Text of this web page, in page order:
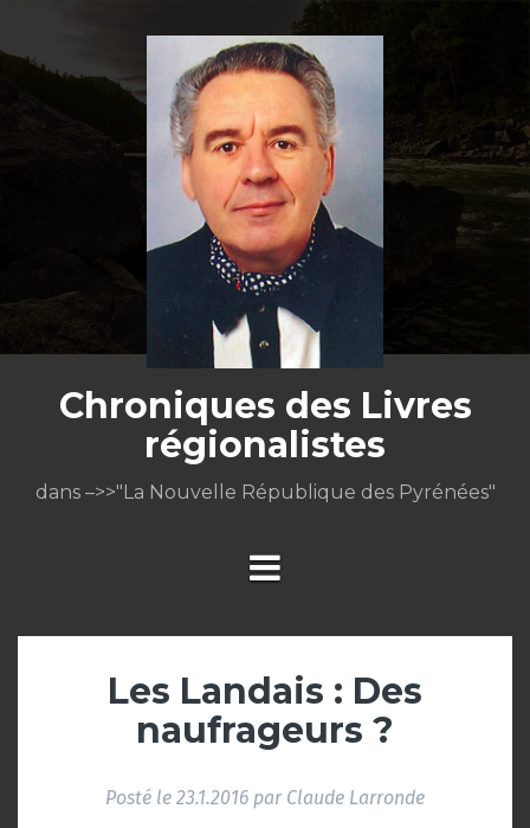
contenu
Chroniques des Livres
régionalistes
dans –>>"La Nouvelle République des Pyrénées"
Les Landais : Des
naufrageurs ?
Posté le 23.1.2016 par Claude Larronde